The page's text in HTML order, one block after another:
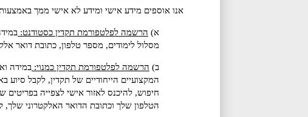
אנו אוספים מידע אישי ומידע לא אישי ממך
א) הרשמה לפלטפורמת תקדין כסטודנט:
מסלול לימודים, מספר טלפון, כתובת דואר
ב) הרשמה לפלטפורמת תקדין כמנוי: במידה
המקצועיים הייחודיים של תקדין, לקבל סיוע
חיפוש, להיכנס לאזור אישי לצפייה
הטלפון שלך וכתובת הדואר האלקטרוני שלך,